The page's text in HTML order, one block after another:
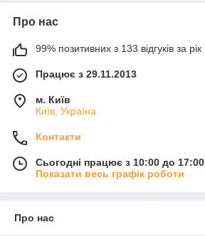
Про нас
99% позитивних з 133 відгуків за рік
Працює з 29.11.2013
м. Київ
Київ, Україна
Контакти
Сьогодні працює з 10:00 до 17:00
Показати весь графік роботи
Про нас